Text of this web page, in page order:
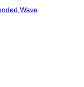
Wave